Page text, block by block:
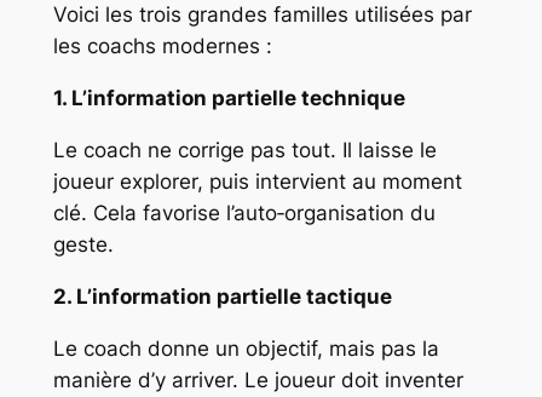
Voici les trois grandes familles utilisées par
les coachs modernes :
1. L’information partielle technique
Le coach ne corrige pas tout. Il laisse le
joueur explorer, puis intervient au moment
clé. Cela favorise l’auto‑organisation du
geste.
2. L’information partielle tactique
Le coach donne un objectif, mais pas la
manière d’y arriver. Le joueur doit inventer